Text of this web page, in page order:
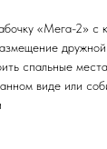
«Мега-2» с
спальные
виде или